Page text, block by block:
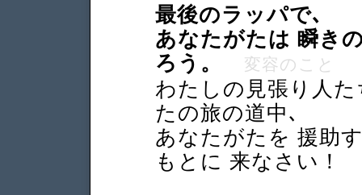
最後のラッパで､
あなたがたは 瞬き
ろう。
変容のこと
わたしの見張り人
たの旅の道中､
あなたがたを 援助
もとに 来なさい！